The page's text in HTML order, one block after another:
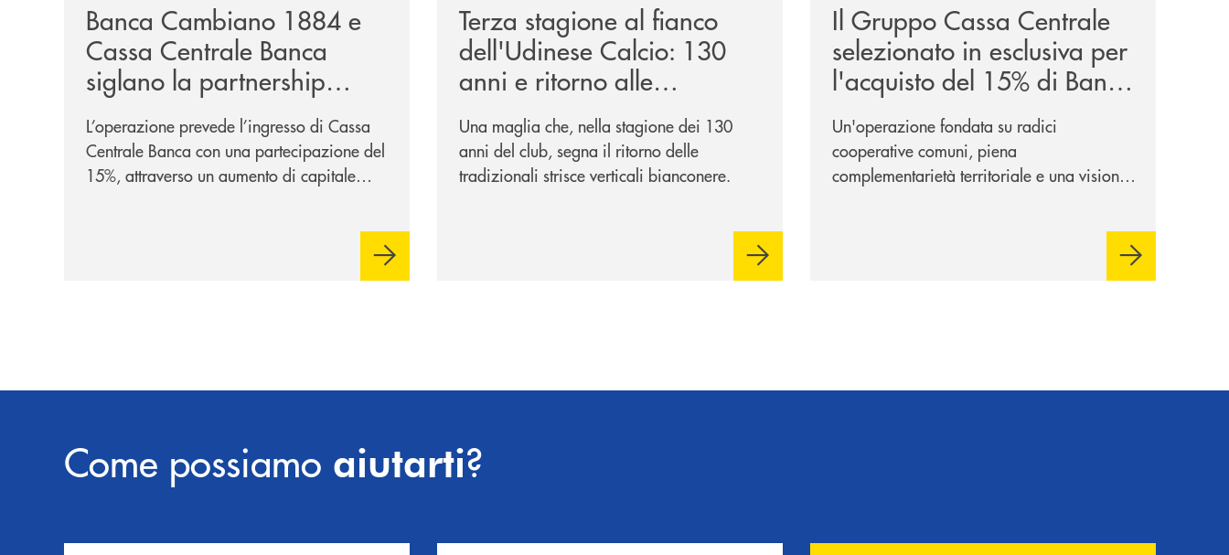
Banca Cambiano 1884 e
Cassa Centrale Banca
siglano la partnership
strategica
L’operazione prevede l’ingresso di Cassa
Centrale Banca con una partecipazione del
15%, attraverso un aumento di capitale
sulla condivisione di valori comuni e sulla
prossimità ai territori, per ampliare l’offerta
Terza stagione al fianco
dell'Udinese Calcio: 130
anni e ritorno alle
tradizioni
Una maglia che, nella stagione dei 130
anni del club, segna il ritorno delle
tradizionali strisce verticali bianconere.
Il Gruppo Cassa Centrale
selezionato in esclusiva per
l'acquisto del 15% di Banca
Cambiano 1884
Un'operazione fondata su radici
cooperative comuni, piena
complementarietà territoriale e una visione
Come possiamo aiutarti?